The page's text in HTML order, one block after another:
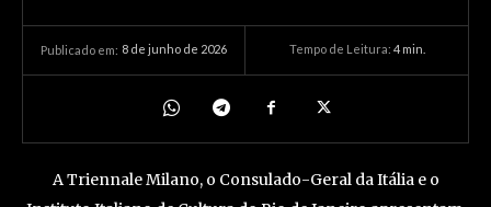
Publicado em: 8 de junho de 2026 Tempo de Leitura: 4min.
A Triennale Milano, o Consulado-Geral da Itália e o